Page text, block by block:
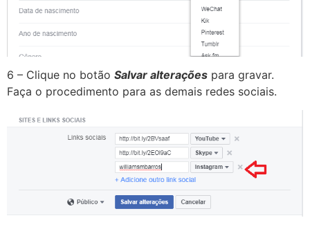
6 – Clique no botão Salvar alterações para gravar.
Faça o procedimento para as demais redes sociais.